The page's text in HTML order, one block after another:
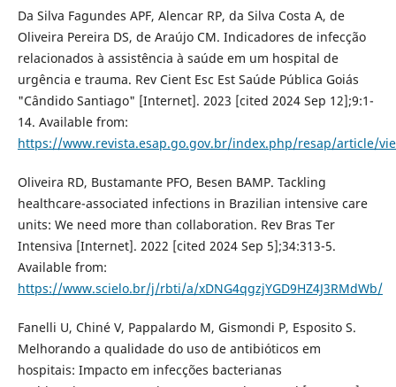
Da Silva Fagundes APF, Alencar RP, da Silva Costa A, de
Oliveira Pereira DS, de Araújo CM. Indicadores de infecção
relacionados à assistência à saúde em um hospital de
urgência e trauma. Rev Cient Esc Est Saúde Pública Goiás
"Cândido Santiago" [Internet]. 2023 [cited 2024 Sep 12];9:1-
14. Available from:
https://www.revista.esap.go.gov.br/index.php/resap/article/
Oliveira RD, Bustamante PFO, Besen BAMP. Tackling
healthcare-associated infections in Brazilian intensive care
units: We need more than collaboration. Rev Bras Ter
Intensiva [Internet]. 2022 [cited 2024 Sep 5];34:313-5.
Available from:
https://www.scielo.br/j/rbti/a/xDNG4qgzjYGD9HZ4J3RMdWb/
Fanelli U, Chiné V, Pappalardo M, Gismondi P, Esposito S.
Melhorando a qualidade do uso de antibióticos em
hospitais: Impacto em infecções bacterianas